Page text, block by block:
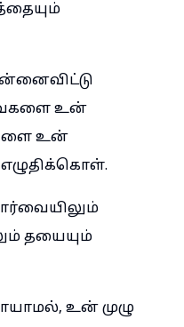
உன்
உன்
தயையும்
உன் முழு